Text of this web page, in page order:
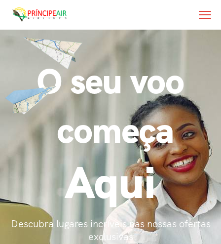
O seu voo
começa
Aqui
Descubra lugares incríveis nas nossas ofertas
exclusivas